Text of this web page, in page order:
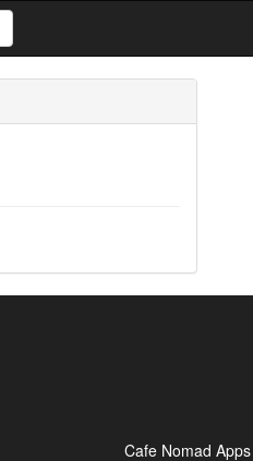
Cafe Nomad Apps